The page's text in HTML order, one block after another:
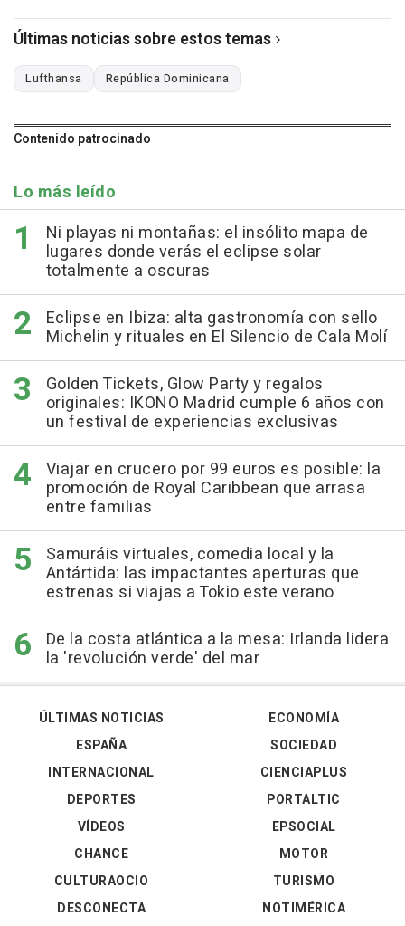
Últimas noticias sobre estos temas
Lufthansa República Dominicana
Contenido patrocinado
Lo más leído
Ni playas ni montañas: el insólito mapa de
lugares donde verás el eclipse solar
totalmente a oscuras
Eclipse en Ibiza: alta gastronomía con sello
Michelin y rituales en El Silencio de Cala Molí
Golden Tickets, Glow Party y regalos
originales: IKONO Madrid cumple 6 años con
un festival de experiencias exclusivas
Viajar en crucero por 99 euros es posible: la
promoción de Royal Caribbean que arrasa
entre familias
Samuráis virtuales, comedia local y la
Antártida: las impactantes aperturas que
estrenas si viajas a Tokio este verano
De la costa atlántica a la mesa: Irlanda lidera
la 'revolución verde' del mar
ÚLTIMAS NOTICIAS
ESPAÑA
INTERNACIONAL
DEPORTES
VÍDEOS
ECONOMÍA
SOCIEDAD
CIENCIAPLUS
PORTALTIC
EPSOCIAL
CHANCE
CULTURAOCIO
DESCONECTA
MOTOR
TURISMO
NOTIMÉRICA